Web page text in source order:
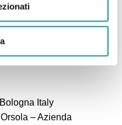
Italy
– Azienda